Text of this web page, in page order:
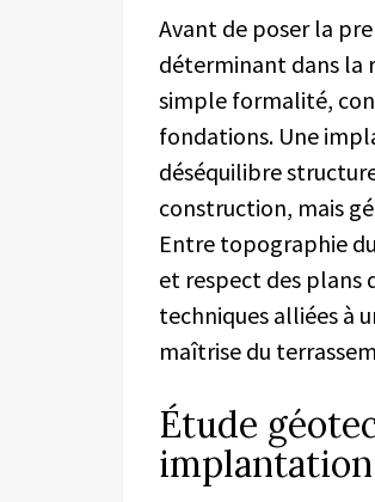
Avant de poser la
déterminant dans la
simple formalité,
fondations. Une
déséquilibre
construction, mais
Entre topographie
et respect des plans
techniques alliées à
maîtrise du
Étude